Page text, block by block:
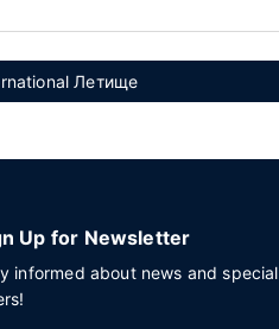
Летище
Up for Newsletter
informed about news and special